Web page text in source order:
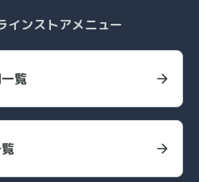
インストアメニュー
覧